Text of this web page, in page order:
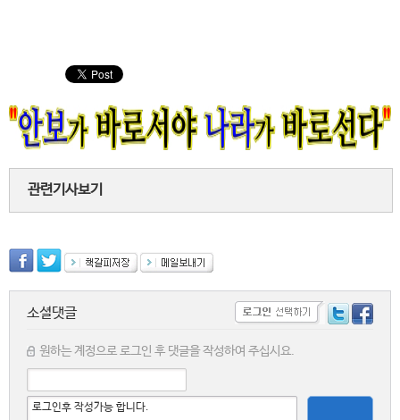
관련기사보기
소셜댓글
원하는 계정으로 로그인 후 댓글을 작성하여 주십시요.